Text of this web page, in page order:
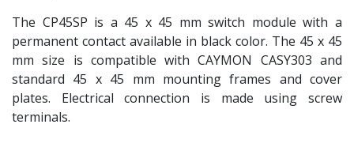
The CP45SP is a 45 x 45 mm switch module with a
permanent contact available in black color. The 45 x 45
mm size is compatible with CAYMON CASY303 and
standard 45 x 45 mm mounting frames and cover
plates. Electrical connection is made using screw
terminals.